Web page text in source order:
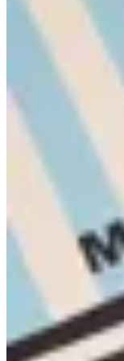
MUTMA